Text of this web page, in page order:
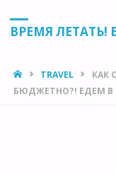
ВРЕМЯ ЛЕТАТЬ!
HOMETRAVEL
КАК
БЮДЖЕТНО?! ЕДЕМ В